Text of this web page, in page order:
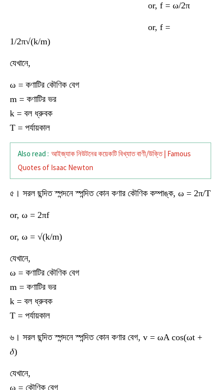
or, f = ω/2π
or, f =
1/2π√(k/m)
যেখানে,
ω = কণাটির কৌণিক বেগ
m = কণাটির ভর
k = বল ধ্রুবক
T = পর্যায়কাল
Also read : আইজ্যাক নিউটনের কয়েকটি বিখ্যাত বাণী/উক্তি | Famous
Quotes of Isaac Newton
৫। সরল ছন্দিত স্পন্দনে স্পন্দিত কোন কণার কৌণিক কম্পাঙ্ক, ω = 2π/T
or, ω = 2πf
or, ω = √(k/m)
যেখানে,
ω = কণাটির কৌণিক বেগ
m = কণাটির ভর
k = বল ধ্রুবক
T = পর্যায়কাল
৬। সরল ছন্দিত স্পন্দনে স্পন্দিত কোন কণার বেগ, v = ωA cos(ωt +
𝛿)
যেখানে,
ω = কৌণিক বেগ